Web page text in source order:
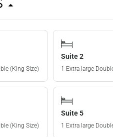
(King Size)
Suite 2
1 Extra large
(King Size)
Suite 5
1 Extra large